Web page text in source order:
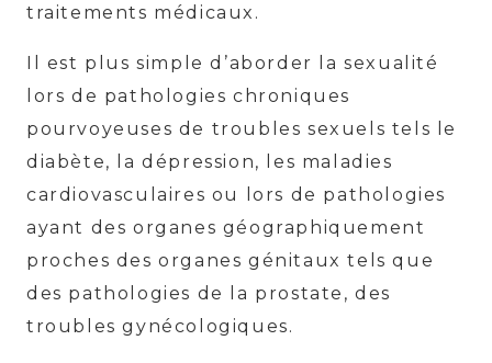
traitements médicaux.
Il est plus simple d’aborder la sexualité
lors de pathologies chroniques
pourvoyeuses de troubles sexuels tels le
diabète, la dépression, les maladies
cardiovasculaires ou lors de pathologies
ayant des organes géographiquement
proches des organes génitaux tels que
des pathologies de la prostate, des
troubles gynécologiques.